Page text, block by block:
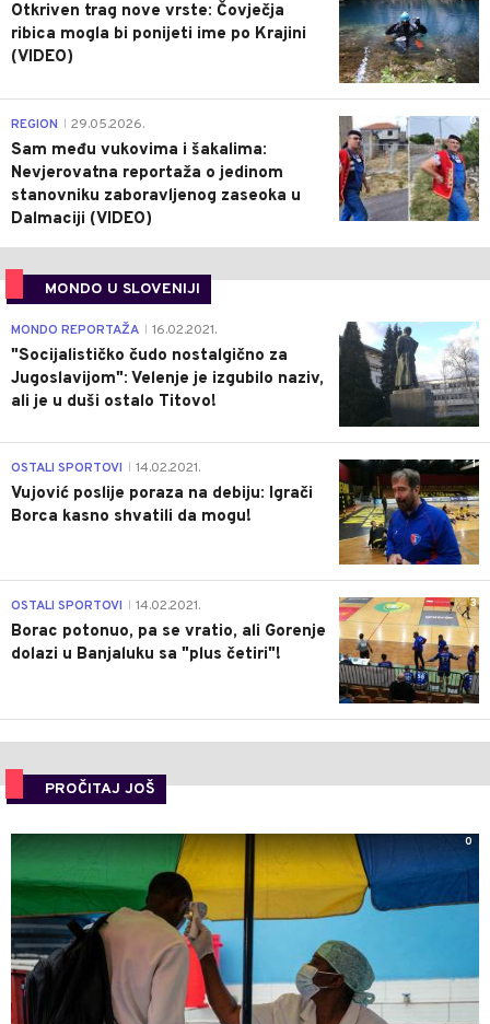
Otkriven trag nove vrste: Čovječja
ribica mogla bi ponijeti ime po Krajini
(VIDEO)
0
REGION 29.05.2026.
Sam među vukovima i šakalima:
Nevjerovatna reportaža o jedinom
stanovniku zaboravljenog zaseoka u
Dalmaciji (VIDEO)
MONDO U SLOVENIJI
4
MONDO REPORTAŽA 16.02.2021.
"Socijalističko čudo nostalgično za
Jugoslavijom": Velenje je izgubilo naziv,
ali je u duši ostalo Titovo!
1
OSTALI SPORTOVI 14.02.2021.
Vujović poslije poraza na debiju: Igrači
Borca kasno shvatili da mogu!
3
OSTALI SPORTOVI 14.02.2021.
Borac potonuo, pa se vratio, ali Gorenje
dolazi u Banjaluku sa "plus četiri"!
PROČITAJ JOŠ
0